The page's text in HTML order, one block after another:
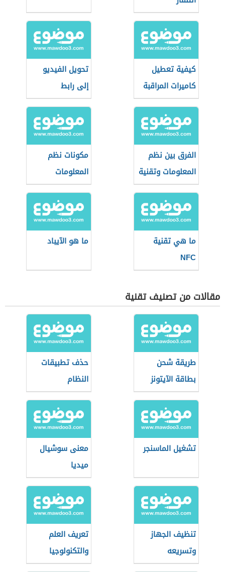
كيفية تعطيل
كاميرات المراقبة
تحويل الفيديو
إلى رابط
الفرق بين نظم
المعلومات وتقنية
المعلومات
مكونات نظم
المعلومات
ما هي تقنية
NFC
ما هو الآيباد
مقالات من تصنيف تقنية
طريقة شحن
بطاقة الآيتونز
حذف تطبيقات
النظام
تشغيل الماسنجر
معنى سوشيال
ميديا
تنظيف الجهاز
وتسريعه
تعريف العلم
والتكنولوجيا